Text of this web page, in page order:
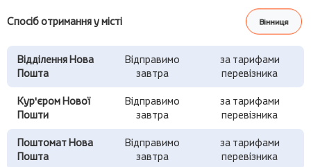
Спосіб отримання у місті Вінниця
Відділення Нова
Пошта
Відправимо
завтра
за тарифами
перевізника
Кур'єром Нової
Пошти
Відправимо
завтра
за тарифами
перевізника
Поштомат Нова
Пошта
Відправимо
завтра
за тарифами
перевізника